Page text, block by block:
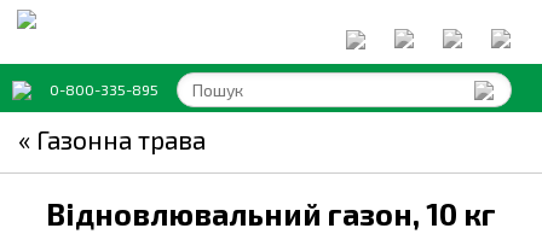
0-800-335-895
« Газонна трава
Відновлювальний газон, 10 кг